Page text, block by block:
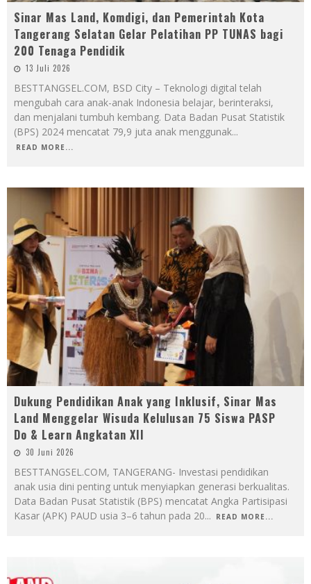
Sinar Mas Land, Komdigi, dan Pemerintah Kota
Tangerang Selatan Gelar Pelatihan PP TUNAS bagi
200 Tenaga Pendidik
13 Juli 2026
BESTTANGSEL.COM, BSD City – Teknologi digital telah
mengubah cara anak-anak Indonesia belajar, berinteraksi,
dan menjalani tumbuh kembang. Data Badan Pusat Statistik
(BPS) 2024 mencatat 79,9 juta anak menggunak...
READ MORE...
Dukung Pendidikan Anak yang Inklusif, Sinar Mas
Land Menggelar Wisuda Kelulusan 75 Siswa PASP
Do & Learn Angkatan XII
30 Juni 2026
BESTTANGSEL.COM, TANGERANG- Investasi pendidikan
anak usia dini penting untuk menyiapkan generasi berkualitas.
Data Badan Pusat Statistik (BPS) mencatat Angka Partisipasi
Kasar (APK) PAUD usia 3–6 tahun pada 20... READ MORE...